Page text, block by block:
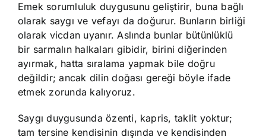
Emek sorumluluk duygusunu geliştirir, buna bağlı
olarak saygı ve vefayı da doğurur. Bunların birliği
olarak vicdan uyanır. Aslında bunlar bütünlüklü
bir sarmalın halkaları gibidir, birini diğerinden
ayırmak, hatta sıralama yapmak bile doğru
değildir; ancak dilin doğası gereği böyle ifade
etmek zorunda kalıyoruz.
Saygı duygusunda özenti, kapris, taklit yoktur;
tam tersine kendisinin dışında ve kendisinden